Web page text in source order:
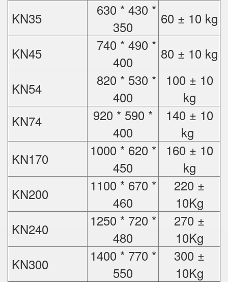
KN35
630 * 430 *
350
60 ± 10 kg
KN45
740 * 490 *
400
80 ± 10 kg
KN54
820 * 530 *
400
100 ± 10
kg
KN74
920 * 590 *
400
140 ± 10
kg
KN170
1000 * 620 *
450
160 ± 10
kg
KN200
1100 * 670 *
460
220 ±
10Kg
KN240
1250 * 720 *
480
270 ±
10Kg
KN300
1400 * 770 *
550
300 ±
10Kg